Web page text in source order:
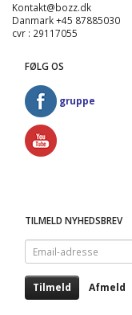
Kontakt@bozz.dk
Danmark +45 87885030
cvr : 29117055
FØLG OS
gruppe
TILMELD NYHEDSBREV
Email-
adresse
Tilmeld Afmeld